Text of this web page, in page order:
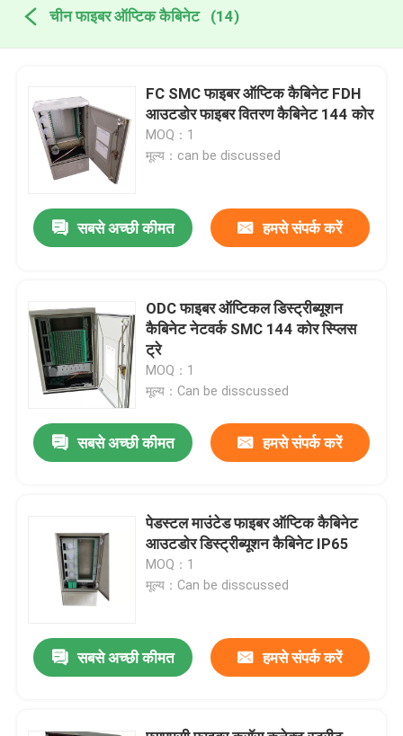
चीन फाइबर ऑप्टिक कैबिनेट (14)
FC SMC फाइबर ऑप्टिक कैबिनेट FDH
आउटडोर फाइबर वितरण कैबिनेट 144 कोर
MOQ：1
मूल्य：can be discussed
सबसे अच्छी कीमत हमसे संपर्क करें
ODC फाइबर ऑप्टिकल डिस्ट्रीब्यूशन
कैबिनेट नेटवर्क SMC 144 कोर स्प्लिस
ट्रे
MOQ：1
मूल्य：Can be disscussed
सबसे अच्छी कीमत हमसे संपर्क करें
पेडस्टल माउंटेड फाइबर ऑप्टिक कैबिनेट
आउटडोर डिस्ट्रीब्यूशन कैबिनेट IP65
MOQ：1
मूल्य：Can be disscussed
सबसे अच्छी कीमत हमसे संपर्क करें